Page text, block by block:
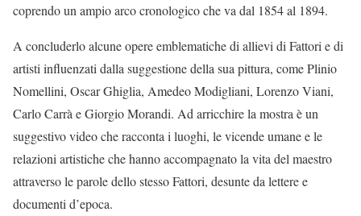
coprendo un ampio arco cronologico che va dal 1854 al 1894.
A concluderlo alcune opere emblematiche di allievi di Fattori e di
artisti influenzati dalla suggestione della sua pittura, come Plinio
Nomellini, Oscar Ghiglia, Amedeo Modigliani, Lorenzo Viani,
Carlo Carrà e Giorgio Morandi. Ad arricchire la mostra è un
suggestivo video che racconta i luoghi, le vicende umane e le
relazioni artistiche che hanno accompagnato la vita del maestro
attraverso le parole dello stesso Fattori, desunte da lettere e
documenti d’epoca.